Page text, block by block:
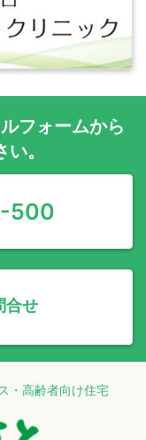
フォームから
。
500
合せ
・高齢者向け住宅